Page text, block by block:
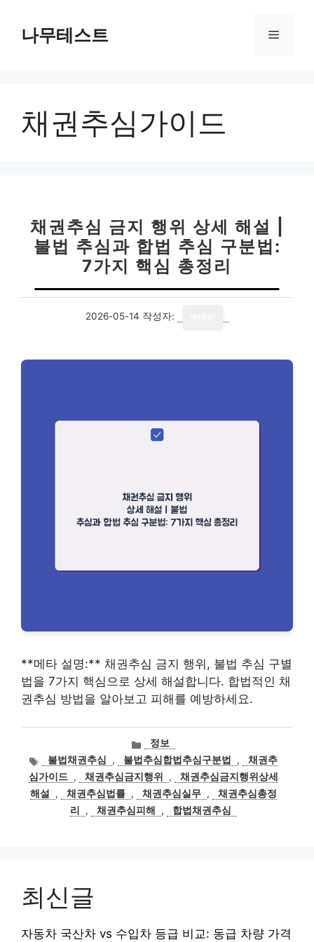
나무테스트 메
채권추심가이드
채권추심 금지 행위 상세 해설 |
불법 추심과 합법 추심 구분법:
7가지 핵심 총정리
2026-05-14 작성자:
**메타 설명:** 채권추심 금지 행위, 불법 추심 구별
법을 7가지 핵심으로 상세 해설합니다. 합법적인 채
권추심 방법을 알아보고 피해를 예방하세요.
카
테
고
리
정보
태
그
불법채권추심 , 불법추심합법추심구분법 ,
채권추
심가이드 , 채권추심금지행위 ,
채권추심금지행위상세
해설
, 채권추심법률 , 채권추심실무 ,
채권추심총정
리
, 채권추심피해 , 합법채권추심
최신글
자동차 국산차 vs 수입차 등급 비교: 동급 차량 가격